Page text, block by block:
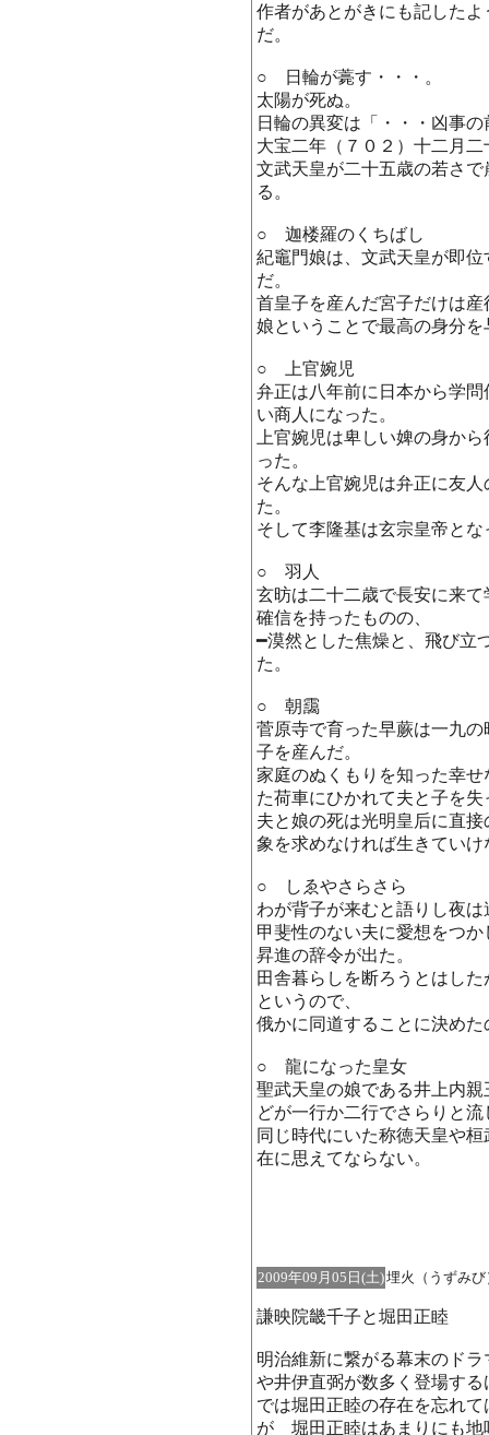
作者があとがきにも記した
だ。
○ 日輪が薧す・・・。
太陽が死ぬ。
日輪の異変は「・・・凶事の
大宝二年（７０２）十二月
文武天皇が二十五歳の若さ
る。
○ 迦楼羅のくちばし
紀竈門娘は、文武天皇が即
だ。
首皇子を産んだ宮子だけは
娘ということで最高の身分
○ 上官婉児
弁正は八年前に日本から学
い商人になった。
上官婉児は卑しい婢の身か
った。
そんな上官婉児は弁正に友
た。
そして李隆基は玄宗皇帝とな
○ 羽人
玄昉は二十二歳で長安に来
確信を持ったものの、
━漠然とした焦燥と、飛び立
た。
○ 朝靄
菅原寺で育った早蕨は一九
子を産んだ。
家庭のぬくもりを知った幸
た荷車にひかれて夫と子を失
夫と娘の死は光明皇后に直
象を求めなければ生きていけ
○ しゑやさらさら
わが背子が来むと語りし夜
甲斐性のない夫に愛想をつ
昇進の辞令が出た。
田舎暮らしを断ろうとはし
というので、
俄かに同道することに決めた
○ 龍になった皇女
聖武天皇の娘である井上内
どが一行か二行でさらりと
同じ時代にいた称徳天皇や
在に思えてならない。
2009年09月05日(土)埋火（
謙映院畿千子と堀田正睦
明治維新に繋がる幕末のド
や井伊直弼が数多く登場す
では堀田正睦の存在を忘れ
が 堀田正睦はあまりにも地